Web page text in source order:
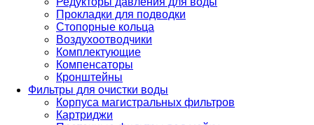
Прокладки для подводки
Стопорные кольца
Воздухоотводчики
Комплектующие
Компенсаторы
Кронштейны
Фильтры для очистки воды
Корпуса магистральных фильтров
Картриджи